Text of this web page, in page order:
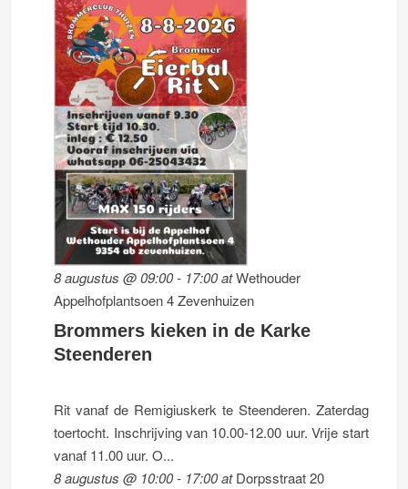
8 augustus @ 09:00- 17:00atWethouder
Appelhofplantsoen 4 Zevenhuizen
Brommers kieken in de Karke
Steenderen
Rit vanaf de Remigiuskerk te Steenderen. Zaterdag
toertocht. Inschrijving van 10.00-12.00 uur. Vrije start
vanaf 11.00 uur. O...
8 augustus @ 10:00- 17:00atDorpsstraat 20